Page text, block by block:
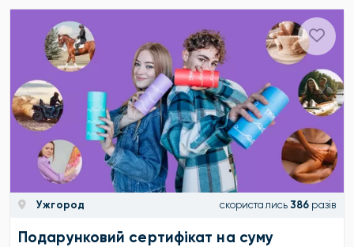
Ужгород скористались 386 разів
Подарунковий сертифікат на суму